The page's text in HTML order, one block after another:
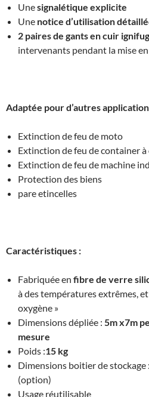
Unesignalétique explicite
Une notice d’utilisation
2 paires de gants en cuir
intervenants pendant la mise
Adaptée pour d’autres
Extinction de feu de moto
Extinction de feu de container
Extinction de feu de machine
Protection des biens
pare etincelles
Caractéristiques :
Fabriquée en fibre de verre
à des températures extrêmes,
oxygène »
Dimensions dépliée : 5m x7m
mesure
Poids :15 kg
Dimensions boitier de stockage
(option)
Usage réutilisable